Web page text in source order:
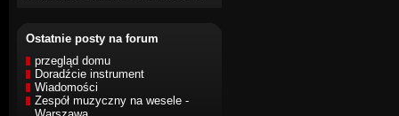
Ostatnie posty na forum
przegląd domu
Doradźcie instrument
Wiadomości
Zespół muzyczny na wesele -